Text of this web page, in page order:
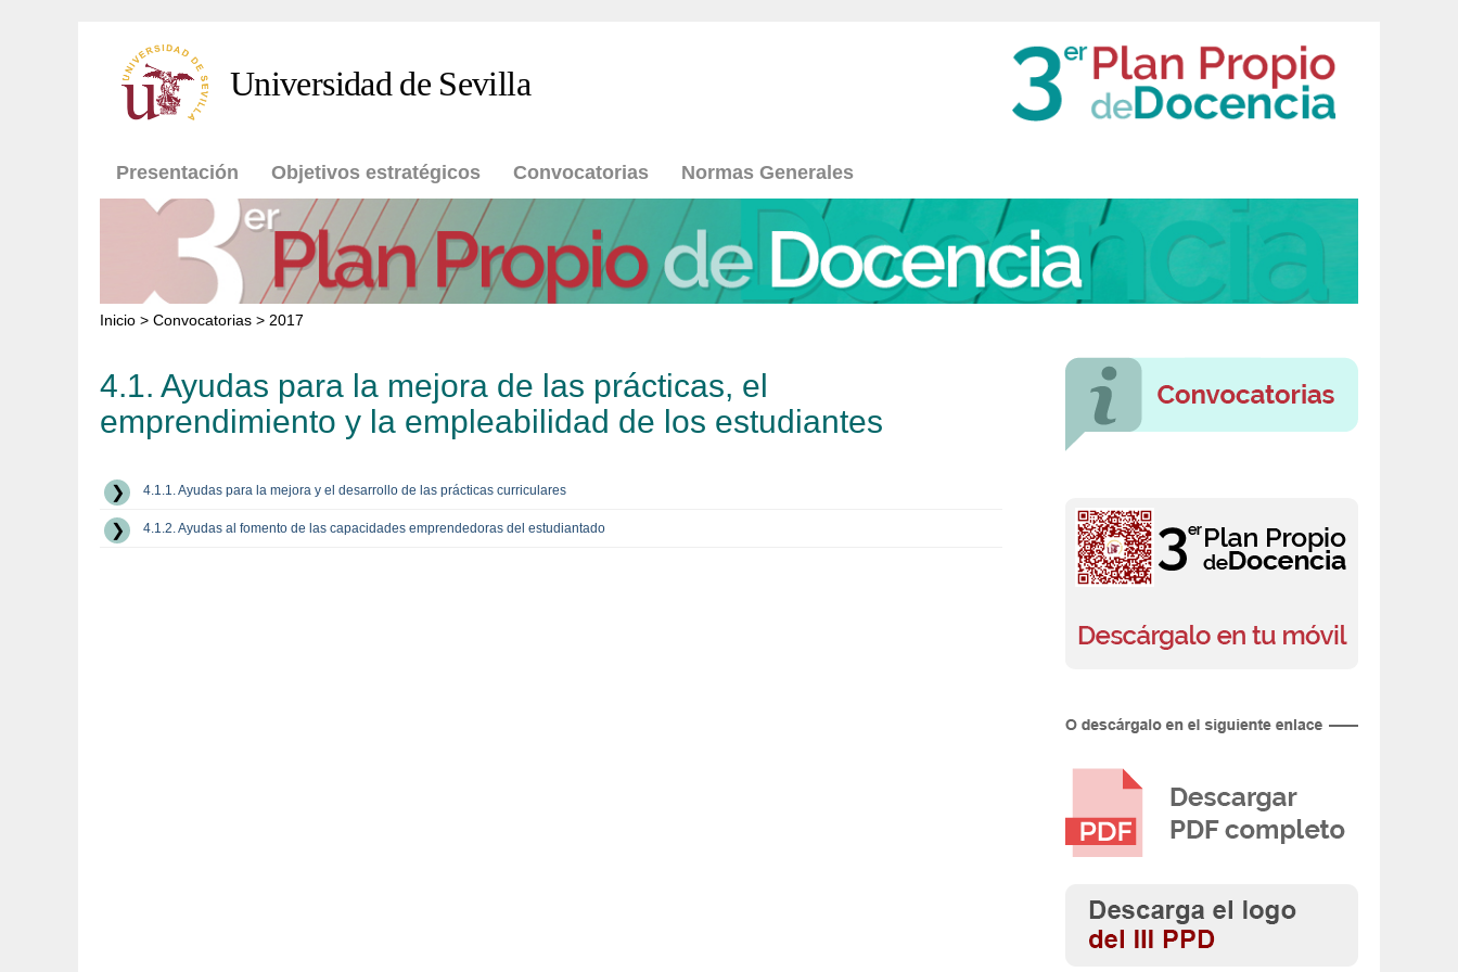
Universidad de Sevilla
Presentación Objetivos estratégicos Convocatorias Normas Generales
Inicio > Convocatorias > 2017
4.1. Ayudas para la mejora de las prácticas, el
emprendimiento y la empleabilidad de los estudiantes
4.1.1. Ayudas para la mejora y el desarrollo de las prácticas curriculares
4.1.2. Ayudas al fomento de las capacidades emprendedoras del estudiantado